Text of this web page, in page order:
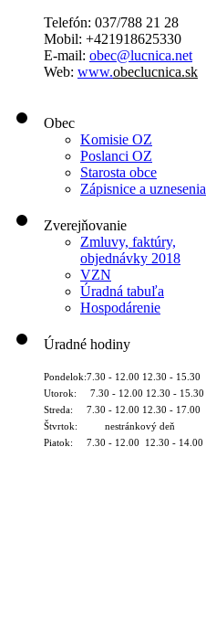
Telefón: 037/788 21 28
Mobil: +421918625330
E-mail: obec@lucnica.net
Web: www.obeclucnica.sk
Obec
Komisie OZ
Poslanci OZ
Starosta obce
Zápisnice a uznesenia
Zverejňovanie
Zmluvy, faktúry,
objednávky 2018
VZN
Úradná tabuľa
Hospodárenie
Úradné hodiny
Pondelok:7.30 - 12.00 12.30 - 15.30
Utorok: 7.30 - 12.00 12.30 - 15.30
Streda: 7.30 - 12.00 12.30 - 17.00
Štvrtok: nestránkový deň
Piatok: 7.30 - 12.00 12.30 - 14.00